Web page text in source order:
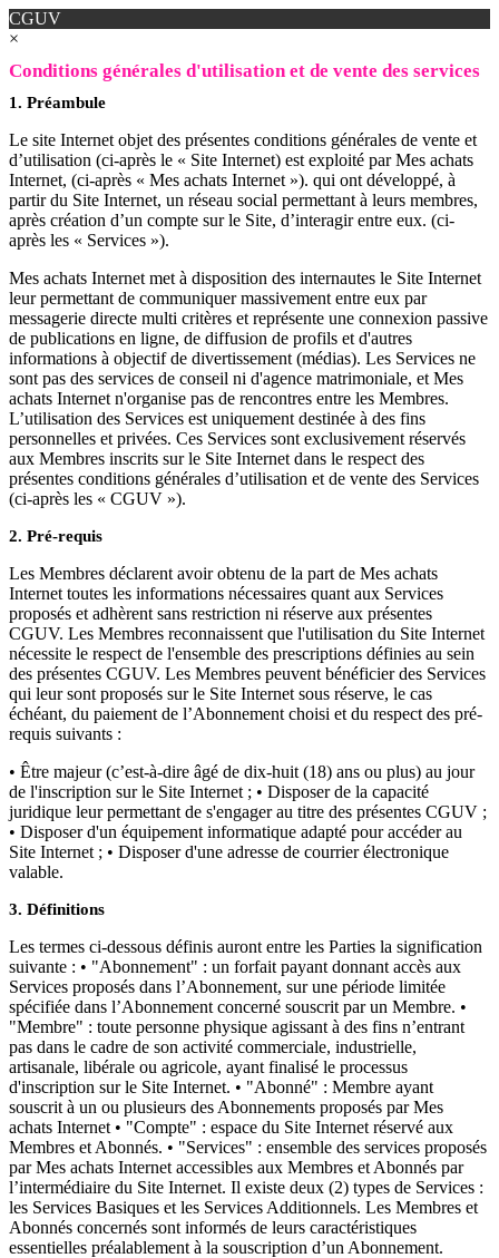
CGUV
×
Conditions générales d'utilisation et de vente des services
1. Préambule
Le site Internet objet des présentes conditions générales de vente et
d’utilisation (ci-après le « Site Internet) est exploité par Mes achats
Internet, (ci-après « Mes achats Internet »). qui ont développé, à
partir du Site Internet, un réseau social permettant à leurs membres,
après création d’un compte sur le Site, d’interagir entre eux. (ci-
après les « Services »).
Mes achats Internet met à disposition des internautes le Site Internet
leur permettant de communiquer massivement entre eux par
messagerie directe multi critères et représente une connexion passive
de publications en ligne, de diffusion de profils et d'autres
informations à objectif de divertissement (médias). Les Services ne
sont pas des services de conseil ni d'agence matrimoniale, et Mes
achats Internet n'organise pas de rencontres entre les Membres.
L’utilisation des Services est uniquement destinée à des fins
personnelles et privées. Ces Services sont exclusivement réservés
aux Membres inscrits sur le Site Internet dans le respect des
présentes conditions générales d’utilisation et de vente des Services
(ci-après les « CGUV »).
2. Pré-requis
Les Membres déclarent avoir obtenu de la part de Mes achats
Internet toutes les informations nécessaires quant aux Services
proposés et adhèrent sans restriction ni réserve aux présentes
CGUV. Les Membres reconnaissent que l'utilisation du Site Internet
nécessite le respect de l'ensemble des prescriptions définies au sein
des présentes CGUV. Les Membres peuvent bénéficier des Services
qui leur sont proposés sur le Site Internet sous réserve, le cas
échéant, du paiement de l’Abonnement choisi et du respect des pré-
requis suivants :
• Être majeur (c’est-à-dire âgé de dix-huit (18) ans ou plus) au jour
de l'inscription sur le Site Internet ; • Disposer de la capacité
juridique leur permettant de s'engager au titre des présentes CGUV ;
• Disposer d'un équipement informatique adapté pour accéder au
Site Internet ; • Disposer d'une adresse de courrier électronique
valable.
3. Définitions
Les termes ci-dessous définis auront entre les Parties la signification
suivante : • "Abonnement" : un forfait payant donnant accès aux
Services proposés dans l’Abonnement, sur une période limitée
spécifiée dans l’Abonnement concerné souscrit par un Membre. •
"Membre" : toute personne physique agissant à des fins n’entrant
pas dans le cadre de son activité commerciale, industrielle,
artisanale, libérale ou agricole, ayant finalisé le processus
d'inscription sur le Site Internet. • "Abonné" : Membre ayant
souscrit à un ou plusieurs des Abonnements proposés par Mes
achats Internet • "Compte" : espace du Site Internet réservé aux
Membres et Abonnés. • "Services" : ensemble des services proposés
par Mes achats Internet accessibles aux Membres et Abonnés par
l’intermédiaire du Site Internet. Il existe deux (2) types de Services :
les Services Basiques et les Services Additionnels. Les Membres et
Abonnés concernés sont informés de leurs caractéristiques
essentielles préalablement à la souscription d’un Abonnement.